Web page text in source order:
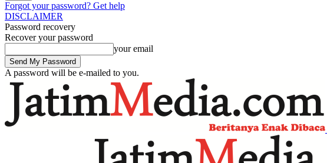
Forgot your password? Get help
DISCLAIMER
Password recovery
Recover your password
your email
A password will be e-mailed to you.